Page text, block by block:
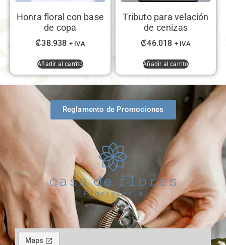
Honra floral con base
de copa
₡38.938 + IVA
Añadir al carrito
Tributo para velación
de cenizas
₡46.018 + IVA
Añadir al carrito
Reglamento de Promociones